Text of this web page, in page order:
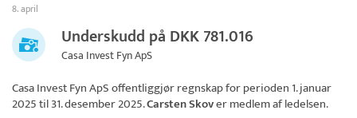
8. april
Underskudd på DKK 781.016
Casa Invest Fyn ApS
Casa Invest Fyn ApSoffentliggjør regnskap for perioden 1. januar
2025 til 31. desember 2025.Carsten Skover medlem af ledelsen.